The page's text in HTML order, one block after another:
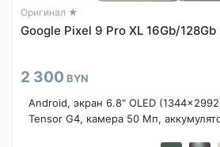
Оригинал ★
Google Pixel 9 Pro XL 16Gb/
2 300 BYN
Android, экран 6.8" OLED
Tensor G4, камера 50 Мп,